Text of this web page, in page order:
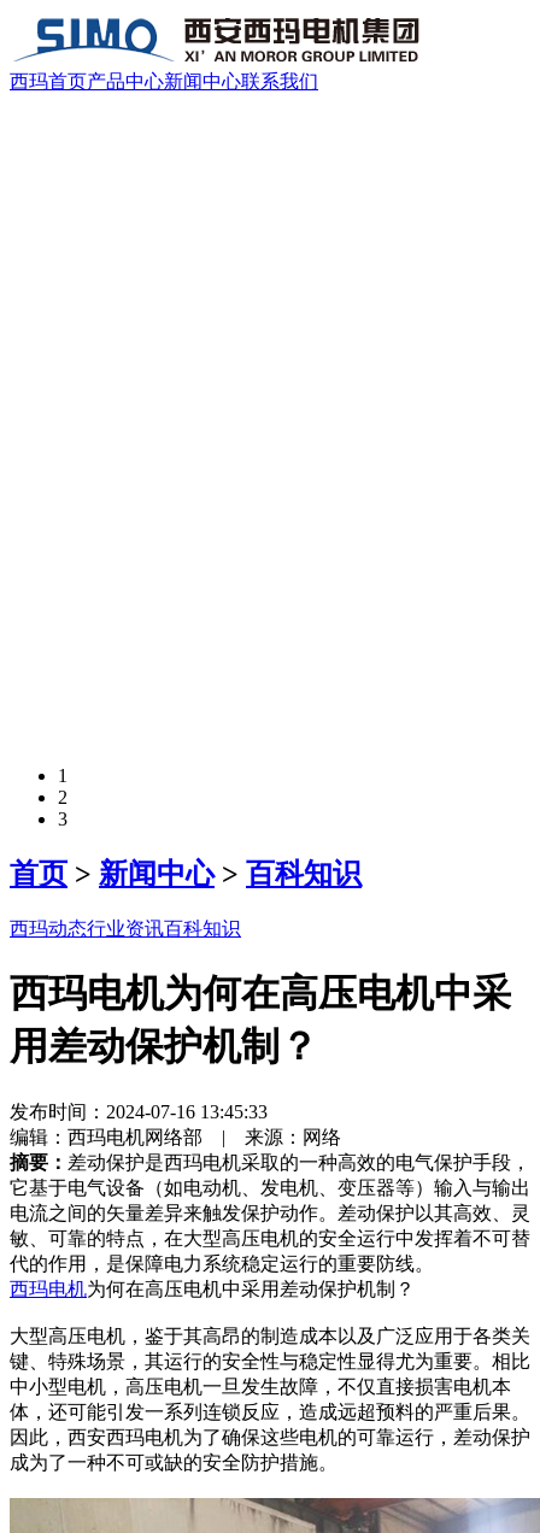
西玛首页产品中心新闻中心联系我们
1
2
3
首页 > 新闻中心> 百科知识
西玛动态行业资讯百科知识
西玛电机为何在高压电机中采
用差动保护机制？
发布时间： 2024-07-16 13:45:33
编辑：西玛电机网络部 | 来源：网络
摘要： 差动保护是西玛电机采取的一种高效的电气保护手段，
它基于电气设备（如电动机、发电机、变压器等）输入与输出
电流之间的矢量差异来触发保护动作。差动保护以其高效、灵
敏、可靠的特点，在大型高压电机的安全运行中发挥着不可替
代的作用，是保障电力系统稳定运行的重要防线。
西玛电机为何在高压电机中采用差动保护机制？
大型高压电机，鉴于其高昂的制造成本以及广泛应用于各类关
键、特殊场景，其运行的安全性与稳定性显得尤为重要。相比
中小型电机，高压电机一旦发生故障，不仅直接损害电机本
体，还可能引发一系列连锁反应，造成远超预料的严重后果。
因此，西安西玛电机为了确保这些电机的可靠运行，差动保护
成为了一种不可或缺的安全防护措施。